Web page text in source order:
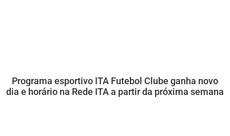
Programa esportivo ITA Futebol Clube ganha novo
dia e horário na Rede ITA a partir da próxima semana